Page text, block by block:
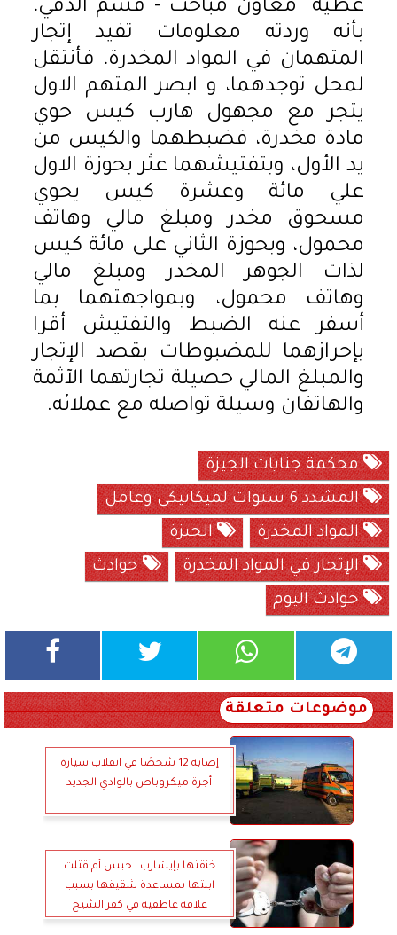
عطية" معاون مباحث - قسم الدقي،
بأنه وردته معلومات تفيد إتجار
المتهمان في المواد المخدرة، فأنتقل
لمحل توجدهما، و ابصر المتهم الاول
يتجر مع مجهول هارب كيس حوي
مادة مخدرة، فضبطهما والكيس من
يد الأول، وبتفتيشهما عثر بحوزة الاول
علي مائة وعشرة كيس يحوي
مسحوق مخدر ومبلغ مالي وهاتف
محمول، وبحوزة الثاني على مائة كيس
لذات الجوهر المخدر ومبلغ مالي
وهاتف محمول، وبمواجهتهما بما
أسفر عنه الضبط والتفتيش أقرا
بإحرازهما للمضبوطات بقصد الإتجار
والمبلغ المالي حصيلة تجارتهما الآثمة
والهاتفان وسيلة تواصله مع عملائه.
محكمة جنايات الجيزة
المشدد 6 سنوات لميكانيكى وعامل
المواد المخدرة
الجيزة
الإتجار في المواد المخدرة
حوادث
حوادث اليوم
موضوعات متعلقة
إصابة 12 شخصًا في انقلاب سيارة
أجرة ميكروباص بالوادي الجديد
خنقتها بإيشارب.. حبس أم قتلت
ابنتها بمساعدة شقيقها بسبب
علاقة عاطفية في كفر الشيخ